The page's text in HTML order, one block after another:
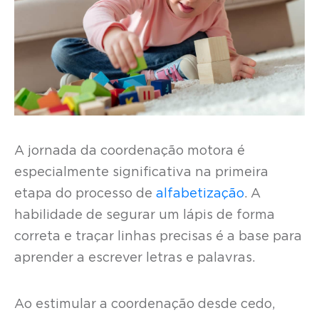
A jornada da coordenação motora é
especialmente significativa na primeira
etapa do processo de alfabetização. A
habilidade de segurar um lápis de forma
correta e traçar linhas precisas é a base para
aprender a escrever letras e palavras.
Ao estimular a coordenação desde cedo,